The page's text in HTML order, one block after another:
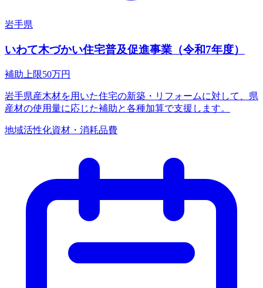
岩手県
いわて木づかい住宅普及促進事業（令和7年度）
補助上限50万円
岩手県産木材を用いた住宅の新築・リフォームに対して、県
産材の使用量に応じた補助と各種加算で支援します。
地域活性化資材・消耗品費